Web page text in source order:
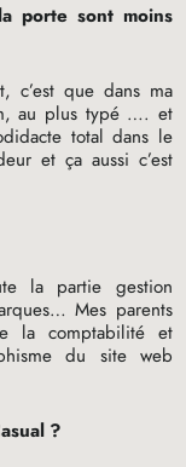
porte sont moins
c’est que dans ma
au plus typé …. et
total dans le
et ça aussi c’est
la partie gestion
Mes parents
la comptabilité et
du site web
?